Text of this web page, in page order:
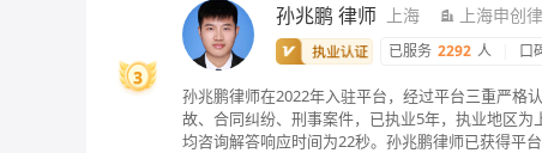
3
孙兆鹏 律师 上海 上海申创
已服务 2292 人 口
孙兆鹏律师在2022年入驻平台，经过平台三重严格
故、合同纠纷、刑事案件，已执业5年，执业地区
均咨询解答响应时间为22秒。孙兆鹏律师已获得平台